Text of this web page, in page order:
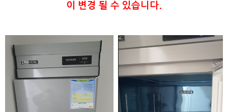
이 변경 될 수 있습니다.